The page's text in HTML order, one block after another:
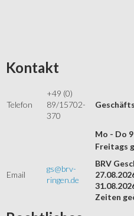
Kontakt
Telefon
+49 (0)
89/15702-
370
Mo - Do
Email
gs@brv-
ringen.de
Freitags
BRV
Zeiten